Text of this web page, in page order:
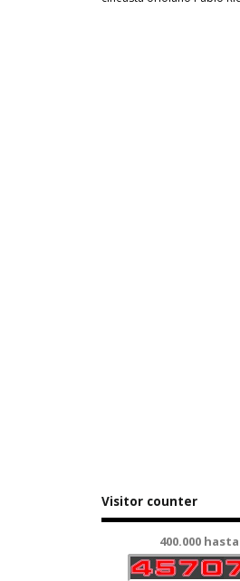
Visitor counter
400.000